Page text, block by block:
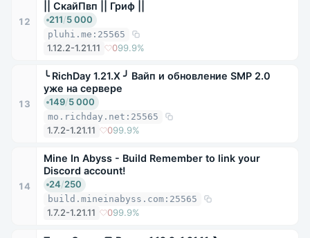
12
|| СкайПвп || Гриф ||
211/5 000
pluhi.me:25565
1.12.2-1.21.11 099.9%
13
╰ RichDay 1.21.X ╯ Вайп и обновление SMP 2.0
уже на сервере
149/5 000
mo.richday.net:25565
1.7.2-1.21.11 099.9%
14
Mine In Abyss - Build Remember to link your
Discord account!
24/250
build.mineinabyss.com:25565
1.7.2-1.21.11 099.9%